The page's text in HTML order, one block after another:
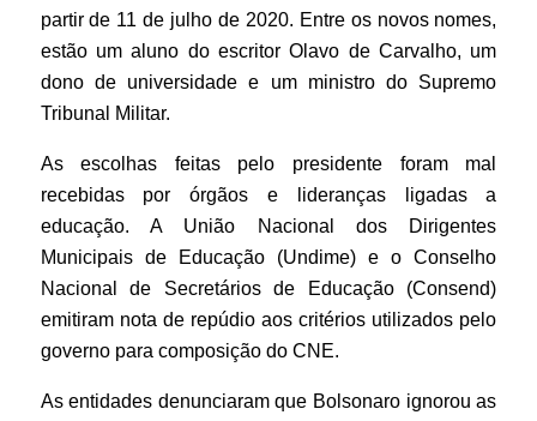
partir de 11 de julho de 2020. Entre os novos nomes,
estão um aluno do escritor Olavo de Carvalho, um
dono de universidade e um ministro do Supremo
Tribunal Militar.
As escolhas feitas pelo presidente foram mal
recebidas por órgãos e lideranças ligadas a
educação. A União Nacional dos Dirigentes
Municipais de Educação (Undime) e o Conselho
Nacional de Secretários de Educação (Consend)
emitiram nota de repúdio aos critérios utilizados pelo
governo para composição do CNE.
As entidades denunciaram que Bolsonaro ignorou as